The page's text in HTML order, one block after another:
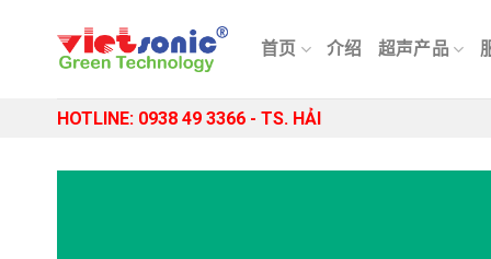
content
首页 介绍 超声产品
HOTLINE: 0938 49 3366 - TS. HẢI